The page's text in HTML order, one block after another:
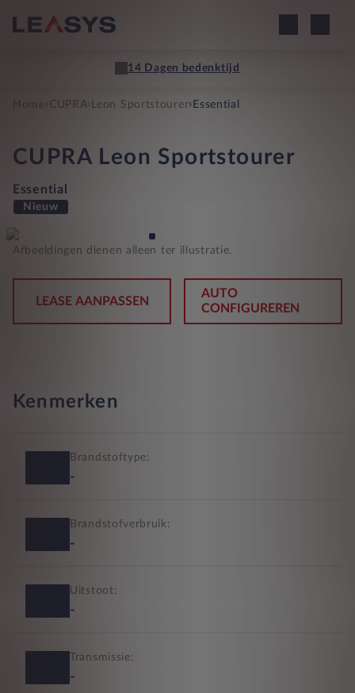
14 Dagen bedenktijd
Home CUPRA› Leon Sportstourer› Essential
CUPRA Leon Sportstourer
Essential
Nieuw
Afbeeldingen dienen alleen ter illustratie.
LEASE AANPASSEN
AUTO
CONFIGUREREN
Kenmerken
Brandstoftype:
-
Brandstofverbruik:
-
Uitstoot:
-
Transmissie:
-